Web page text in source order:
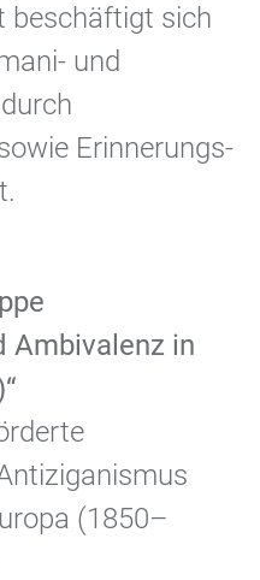
beschäftigt sich
und
Erinnerungs-
Ambivalenz in
(1850–